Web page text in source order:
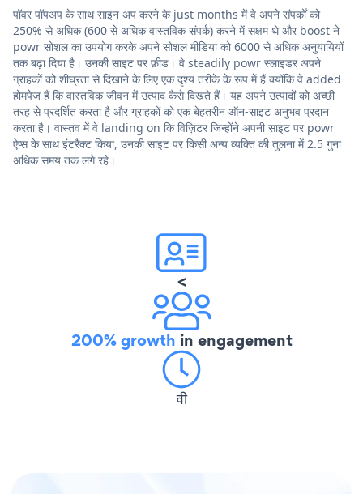
पॉवर पॉपअप के साथ साइन अप करने के just months में वे अपने संपर्कों को
250% से अधिक (600 से अधिक वास्तविक संपर्क) करने में सक्षम थे और boost ने
powr सोशल का उपयोग करके अपने सोशल मीडिया को 6000 से अधिक अनुयायियों
तक बढ़ा दिया है। उनकी साइट पर फ़ीड। वे steadily powr स्लाइडर अपने
ग्राहकों को शीघ्रता से दिखाने के लिए एक दृश्य तरीके के रूप में हैं क्योंकि वे added
होमपेज हैं कि वास्तविक जीवन में उत्पाद कैसे दिखते हैं। यह अपने उत्पादों को अच्छी
तरह से प्रदर्शित करता है और ग्राहकों को एक बेहतरीन ऑन-साइट अनुभव प्रदान
करता है। वास्तव में वे landing on कि विज़िटर जिन्होंने अपनी साइट पर powr
ऐप्स के साथ इंटरैक्ट किया, उनकी साइट पर किसी अन्य व्यक्ति की तुलना में 2.5 गुना
अधिक समय तक लगे रहे।
<
200% growth in engagement
वी